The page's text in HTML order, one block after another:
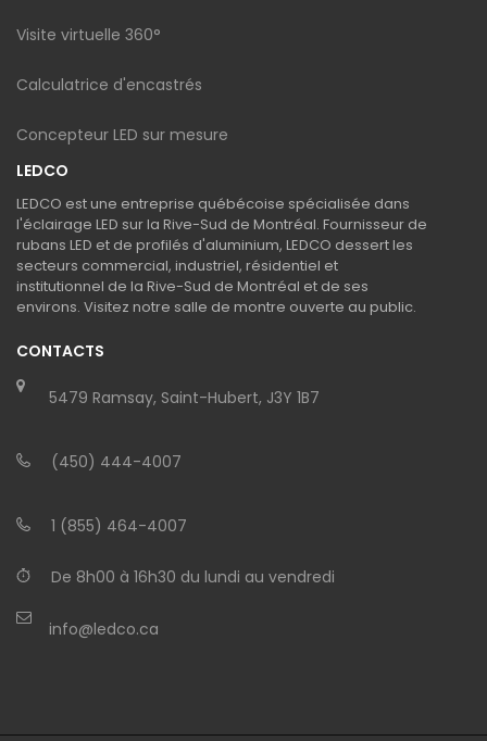
Visite virtuelle 360°
Calculatrice d'encastrés
Concepteur LED sur mesure
LEDCO
LEDCO est une entreprise québécoise spécialisée dans
l'éclairage LED sur la Rive-Sud de Montréal. Fournisseur de
rubans LED et de profilés d'aluminium, LEDCO dessert les
secteurs commercial, industriel, résidentiel et
institutionnel de la Rive-Sud de Montréal et de ses
environs. Visitez notre salle de montre ouverte au public.
CONTACTS
5479 Ramsay, Saint-Hubert, J3Y 1B7
(450) 444-4007
1 (855) 464-4007
De 8h00 à 16h30 du lundi au vendredi
info@ledco.ca